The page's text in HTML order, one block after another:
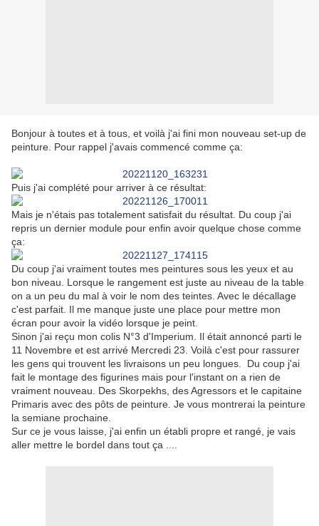
Bonjour à toutes et à tous, et voilà j'ai fini mon nouveau set-up de
peinture. Pour rappel j'avais commencé comme ça:
Puis j'ai complété pour arriver à ce résultat:
Mais je n'étais pas totalement satisfait du résultat. Du coup j'ai
repris un dernier module pour enfin avoir quelque chose comme
ça:
Du coup j'ai vraiment toutes mes peintures sous les yeux et au
bon niveau. Lorsque le rangement est juste au niveau de la table
on a un peu du mal à voir le nom des teintes. Avec le décallage
c'est parfait. Il me manque juste une place pour mettre mon
écran pour avoir la vidéo lorsque je peint.
Sinon j'ai reçu mon colis N°3 d'Imperium. Il était annoncé parti le
11 Novembre et est arrivé Mercredi 23. Voilà c'est pour rassurer
les gens qui trouvent les livraisons un peu longues. Du coup j'ai
fait le montage des figurines mais pour l'instant on a rien de
vraiment nouveau. Des Skorpekhs, des Agressors et le capitaine
Primaris avec des pôts de peinture. Je vous montrerai la peinture
la semiane prochaine.
Sur ce je vous laisse, j'ai enfin un établi propre et rangé, je vais
aller mettre le bordel dans tout ça ....